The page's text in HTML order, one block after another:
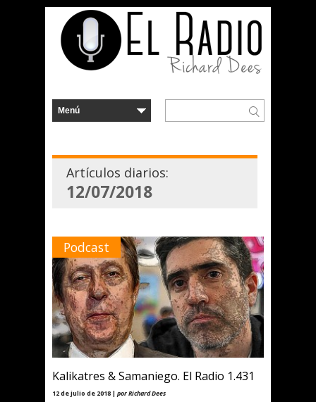
Artículos diarios:
12/07/2018
Podcast
Kalikatres & Samaniego. El Radio 1.431
12 de julio de 2018 | por Richard Dees